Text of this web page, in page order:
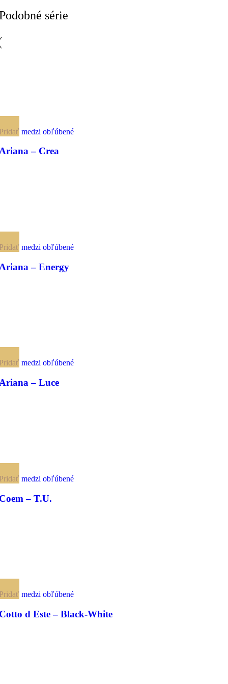
série
medzi obľúbené
– Crea
medzi obľúbené
– Energy
medzi obľúbené
– Luce
medzi obľúbené
– T.U.
medzi obľúbené
d Este – Black-White